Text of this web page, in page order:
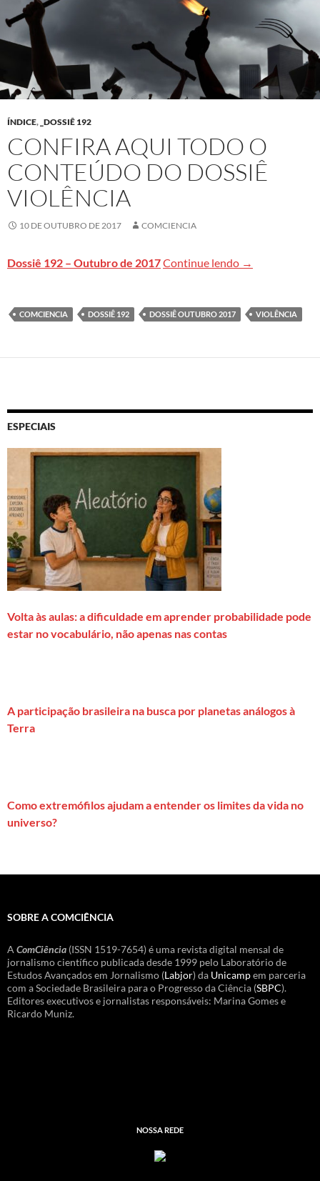
ÍNDICE, _DOSSIÊ 192
CONFIRA AQUI TODO O
CONTEÚDO DO DOSSIÊ
VIOLÊNCIA
10 DE OUTUBRO DE 2017 COMCIENCIA
Dossiê 192 – Outubro de 2017Continue lendo Confira aqui
→
COMCIENCIA DOSSIÊ 192 DOSSIÊ OUTUBRO 2017 VIOLÊNCIA
ESPECIAIS
Volta às aulas: a dificuldade em aprender probabilidade pode
estar no vocabulário, não apenas nas contas
A participação brasileira na busca por planetas análogos à
Terra
Como extremófilos ajudam a entender os limites da vida no
universo?
SOBRE A COMCIÊNCIA
A ComCiência (ISSN 1519-7654) é uma revista digital mensal de
jornalismo científico publicada desde 1999 pelo Laboratório de
Estudos Avançados em Jornalismo (Labjor) da Unicampem parceria
com a Sociedade Brasileira para o Progresso da Ciência (SBPC).
Editores executivos e jornalistas responsáveis: Marina Gomes e
Ricardo Muniz.
NOSSA REDE